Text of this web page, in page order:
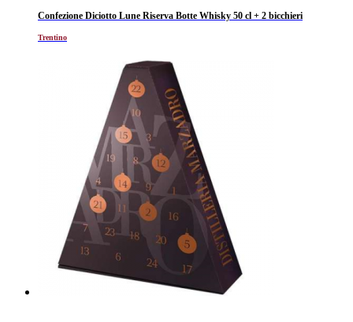
Confezione Diciotto Lune Riserva Botte Whisky 50 cl + 2 bicchieri
Trentino